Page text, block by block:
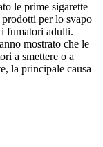
le prime sigarette
per lo svapo
fumatori adulti.
mostrato che le
a smettere o a
la principale causa